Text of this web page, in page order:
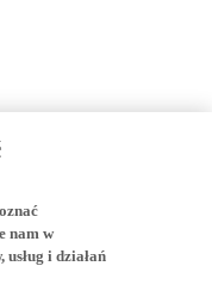
nam w
i działań